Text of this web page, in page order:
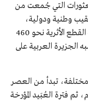
التي جُمعت من
وطنية ودولية،
بقيادة علماء آثار سعوديين، وتضم قائمة القطع الأثرية نحو 460
العربية على
مختلفة، تبدأ من العصر
ثم فترة العُبَيد المؤرخة